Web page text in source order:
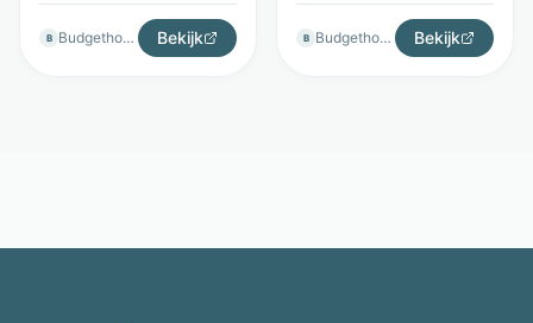
Store
B Budgethomestore Bekijk B Budgethomestore Bekijk